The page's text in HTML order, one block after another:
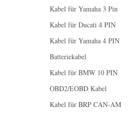
Kabel für Yamaha 3 Pin
Kabel für Ducati 4 PIN
Kabel für Yamaha 4 PIN
Batteriekabel
Kabel für BMW 10 PIN
OBD2/EOBD Kabel
Kabel für BRP CAN-AM